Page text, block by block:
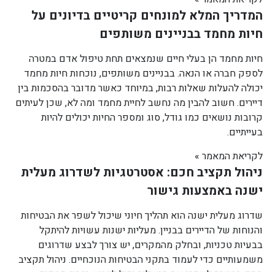
המדריך המלא למונחים קריטיים בדיונים על
חיות מחמד בבניינים משותפים
חיות מחמד הן בעלי חיים שנמצאים תחת טיפול אדם במטרה
לספק חברה או הנאה. בבניינים משותפים, נוכחות חיות מחמד
יכולה להעלות שאלות רבות, במיוחד כאשר מדובר בהסכמות בין
דיירים. חשוב להבין מה נחשב לחיית מחמד ומה לא, שכן לעיתים
קרובות נושאים כמו גודל, סוג ומספר החיות יכולים להיות
בעייתיים.
לקריאת המאמר »
ניהול תקציב חכם: אסטרטגיות לשדרוג מעלית
ישנה באמצעות גישור
שדרוג מעלית ישנה הוא תהליך חיוני שיכול לשפר את הבטיחות
והנוחות של הדיירים בבניין. מעליות ישנות עשויות להיתקל
בבעיות טכניות, ובחלק מהמקרים, יש צורך לבצע שדרוגים
משמעותיים כדי לעמוד בתקני הבטיחות הנוכחיים. ניהול תקציב